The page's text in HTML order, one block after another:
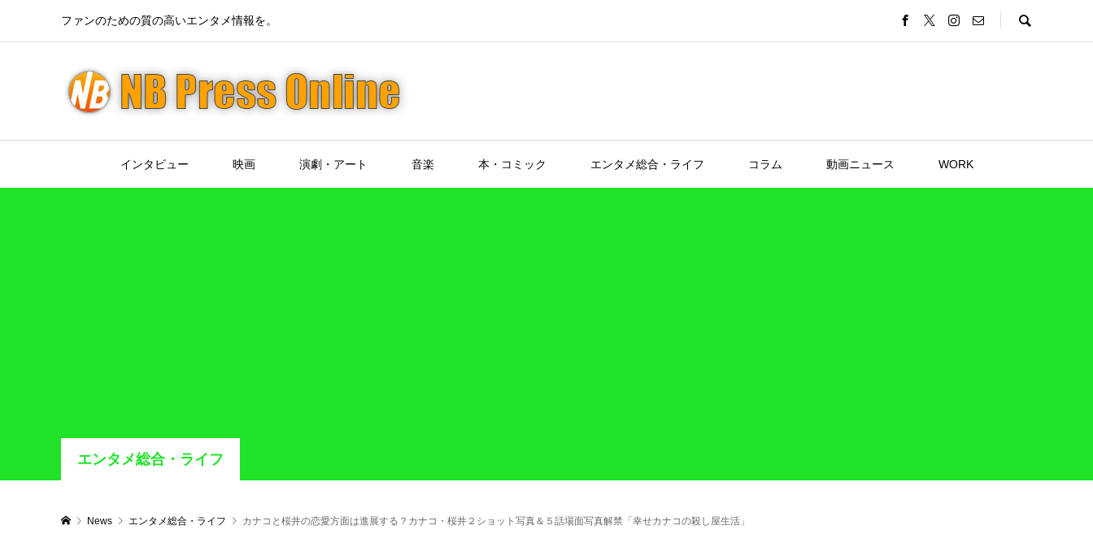
ファンのための質の高いエンタメ情報を。
インタビュー 映画 演劇・アート 音楽 本・コミック エンタメ総合・ライフ コラム 動画ニュース WORK
エンタメ総合・ライフ
News エンタメ総合・ライフ カナコと桜井の恋愛方面は進展する？カナコ・桜井２ショット写真＆５話場面写真解禁「幸せカナコの殺し屋生活」